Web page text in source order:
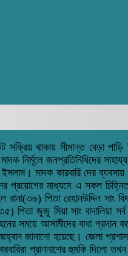
সক্রিয় থাকায় সীমান্ত বেড়া
জনপ্রতিনিধিদের
মাদক কারবারি দের ব্যবসায়
প্রয়োগের মাধ্যমে এ সকল
রানা(৩৬) পিতা রেহানউদ্দিন
জুজু মিয়া সাং বাদালিয়া
সময়ে আসামীদের বাধা প্রদান
জানানো হয়েছে। জেলা
প্রাণনাশের হুমকি দিলো